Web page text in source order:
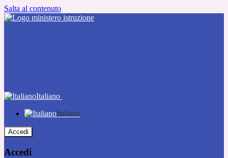
Salta al contenuto
Italiano
Italiano
Accedi
Accedi